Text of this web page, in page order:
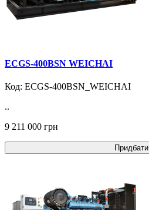
ECGS-400BSN WEICHAI
Код: ECGS-400BSN_WEICHAI
..
9 211 000 грн
Придбати